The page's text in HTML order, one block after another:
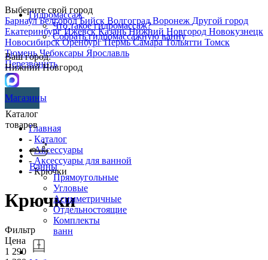
Выберите свой город
БарнаулБелгородБийск ВолгоградВоронеж Другой город
ЕкатеринбургИжевскКазаньНижний Новгород Новокузнецк
НовосибирскОренбургПермьСамараТольятти Томск
ТюменьЧебоксары Ярославль
Перезвонить
Гидромассаж
Что такое гидромассаж?
Собрать гидромассажную ванну
Ваш город:
Нижний Новгород
Магазины
Каталог
товаров
Ванны
Прямоугольные
Угловые
Асимметричные
Отдельностоящие
Комплекты
ванн
Главная
- Каталог
-Аксессуары
- Аксессуары для ванной
- Крючки
Крючки
Фильтр
Цена
1 290